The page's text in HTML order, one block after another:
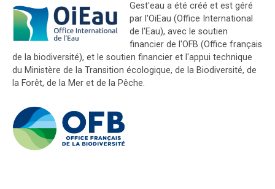
Gest'eau a été créé et est géré
par l'OiEau (Office International
de l'Eau), avec le soutien
financier de l'OFB (Office français
de la biodiversité), et le soutien financier et l'appui technique
du Ministère de la Transition écologique, de la Biodiversité, de
la Forêt, de la Mer et de la Pêche.